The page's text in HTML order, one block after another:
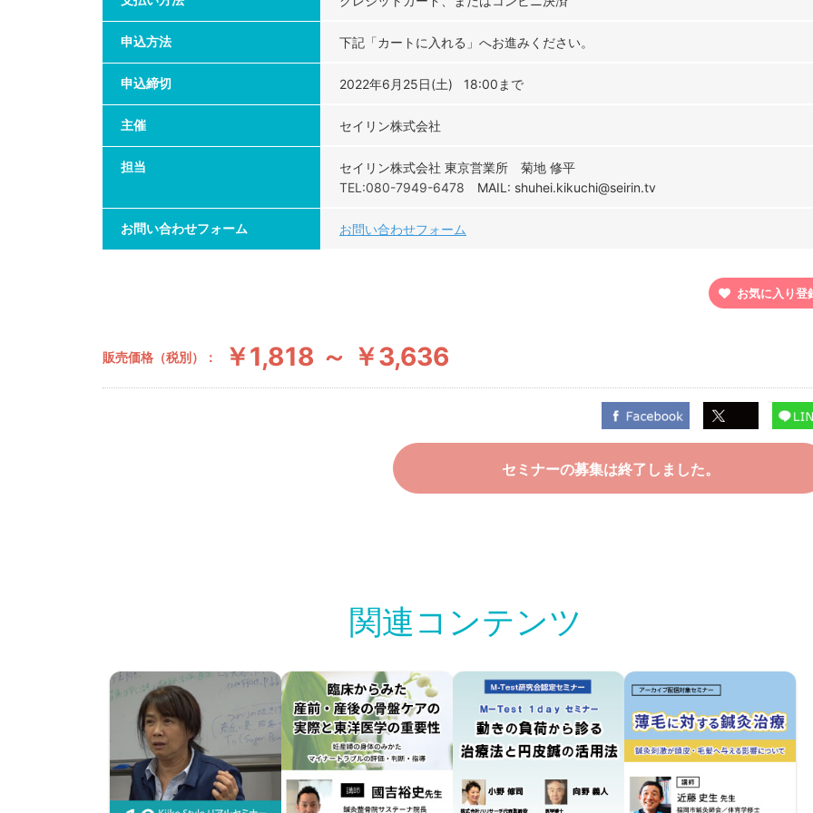
申込方法 下記「カートに入れる」へお進みください。
申込締切 2022年6月25日(土) 18:00まで
主催 セイリン株式会社
担当
セイリン株式会社 東京営業所 菊地 修平
TEL:080-7949-6478 MAIL: shuhei.kikuchi@seirin.tv
お問い合わせフォーム お問い合わせフォーム
お気に入り登
販売価格（税別）： ￥1,818 ～ ￥3,636
セミナーの募集は終了しました。